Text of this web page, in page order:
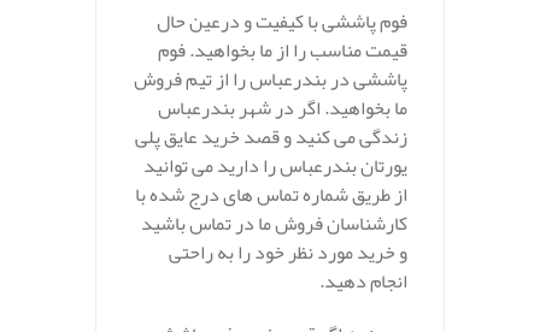
فوم پاششی با کیفیت و درعین حال
قیمت مناسب را از ما بخواهید. فوم
پاششی در بندرعباس را از تیم فروش
ما بخواهید. اگر در شهر بندرعباس
زندگی می کنید و قصد خرید عایق پلی
یورتان بندرعباس را دارید می توانید
از طریق شماره تماس های درج شده با
کارشناسان فروش ما در تماس باشید
و خرید مورد نظر خود را به راحتی
انجام دهید.